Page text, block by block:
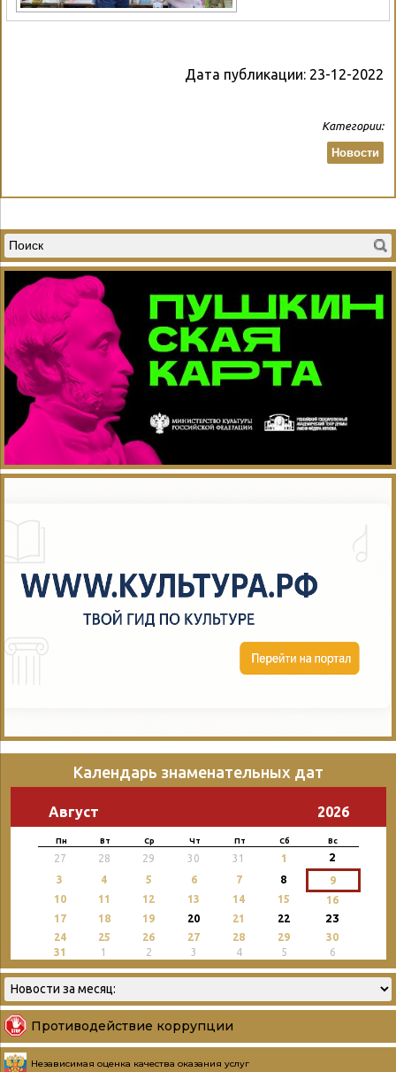
Дата публикации: 23-12-2022
Категории:
Новости
Календарь знаменательных дат
Август 2026
Пн Вт Ср Чт Пт Сб Вс
27 28 29 30 31 1 2
3 4 5 6 7 8
9
10
11 12 13 14 15
16
17
18 19 20 21 22 23
24 25 26 27 28 29
30
31
1 2 3 4 5 6
Противодействие коррупции
Независимая оценка качества оказания услуг